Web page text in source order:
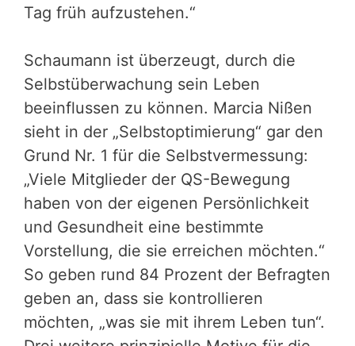
Tag früh aufzustehen.“
Schaumann ist überzeugt, durch die
Selbstüberwachung sein Leben
beeinflussen zu können. Marcia Nißen
sieht in der „Selbstoptimierung“ gar den
Grund Nr. 1 für die Selbstvermessung:
„Viele Mitglieder der QS-Bewegung
haben von der eigenen Persönlichkeit
und Gesundheit eine bestimmte
Vorstellung, die sie erreichen möchten.“
So geben rund 84 Prozent der Befragten
geben an, dass sie kontrollieren
möchten, „was sie mit ihrem Leben tun“.